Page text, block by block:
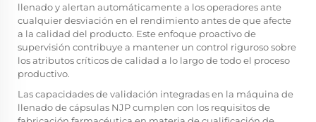
llenado y alertan automáticamente a los operadores ante
cualquier desviación en el rendimiento antes de que afecte
a la calidad del producto. Este enfoque proactivo de
supervisión contribuye a mantener un control riguroso sobre
los atributos críticos de calidad a lo largo de todo el proceso
productivo.
Las capacidades de validación integradas en la máquina de
llenado de cápsulas NJP cumplen con los requisitos de